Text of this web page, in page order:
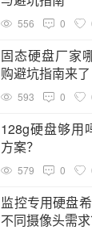
556 0
固态硬盘厂家
购避坑指南来了
593 0
128g硬盘够用
方案？
579 0
监控专用硬盘
不同摄像头需求